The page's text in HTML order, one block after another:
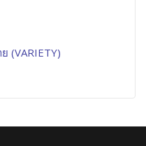
(VARIETY)